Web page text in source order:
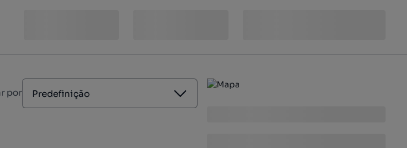
por Predefinição